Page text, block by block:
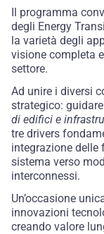
Il programma
degli Energy
la varietà degli
visione completa
settore.
Ad unire i diversi
strategico:
di edifici e
tre drivers
integrazione delle
sistema verso
interconnessi.
Un’occasione
innovazioni
creando valore